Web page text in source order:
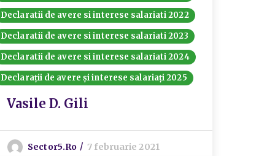
Declaratii de avere si interese salariati 2022
Declaratii de avere si interese salariati 2023
Declaratii de avere si interese salariati 2024
Declarații de avere și interese salariați 2025
Vasile D. Gili
Sector5.ro 7 februarie 2021